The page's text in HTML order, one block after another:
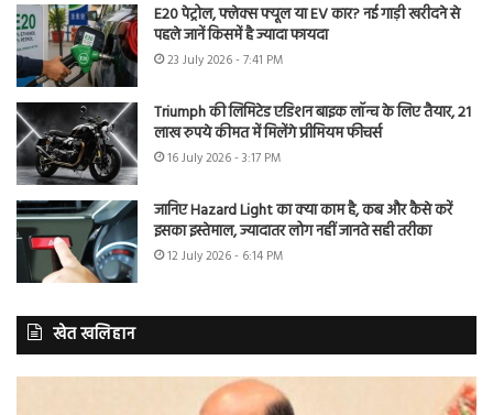
E20 पेट्रोल, फ्लेक्स फ्यूल या EV कार? नई गाड़ी खरीदने से
पहले जानें किसमें है ज्यादा फायदा
23 July 2026 - 7:41 PM
Triumph की लिमिटेड एडिशन बाइक लॉन्च के लिए तैयार, 21
लाख रुपये कीमत में मिलेंगे प्रीमियम फीचर्स
16 July 2026 - 3:17 PM
जानिए Hazard Light का क्या काम है, कब और कैसे करें
इसका इस्तेमाल, ज्यादातर लोग नहीं जानते सही तरीका
12 July 2026 - 6:14 PM
खेत खलिहान